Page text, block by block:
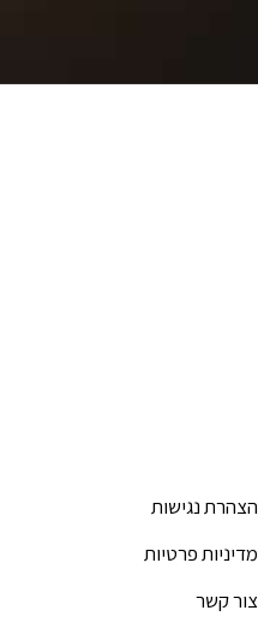
הצהרת נגישות
מדיניות פרטיות
צור קשר